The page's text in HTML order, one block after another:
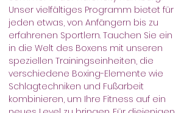
Unser vielfältiges Programm bietet für
jeden etwas, von Anfängern bis zu
erfahrenen Sportlern. Tauchen Sie ein
in die Welt des Boxens mit unseren
speziellen Trainingseinheiten, die
verschiedene Boxing-Elemente wie
Schlagtechniken und Fußarbeit
kombinieren, um Ihre Fitness auf ein